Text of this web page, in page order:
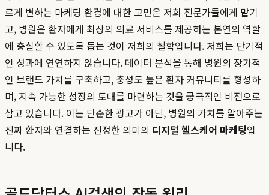
르게 변하는 마케팅 환경에 대한 고민은 저희 전문가들에게 맡기
고, 병원은 환자에게 최상의 의료 서비스를 제공하는 본연의 역할
에 충실할 수 있도록 돕는 것이 저희의 철학입니다. 저희는 단기적
인 성과에 연연하지 않습니다. 데이터 분석을 통해 병원의 장기적
인 브랜드 가치를 구축하고, 충성도 높은 환자 커뮤니티를 형성하
며, 지속 가능한 성장의 토대를 마련하는 것을 궁극적인 비전으로
삼고 있습니다. 이는 단순한 광고가 아닌, 병원의 가치를 알아주는
진짜 환자와 연결하는 진정한 의미의 디지털 헬스케어 마케팅입
니다.